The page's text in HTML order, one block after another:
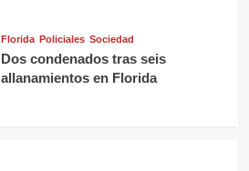
Florida Policiales Sociedad
Dos condenados tras seis
allanamientos en Florida